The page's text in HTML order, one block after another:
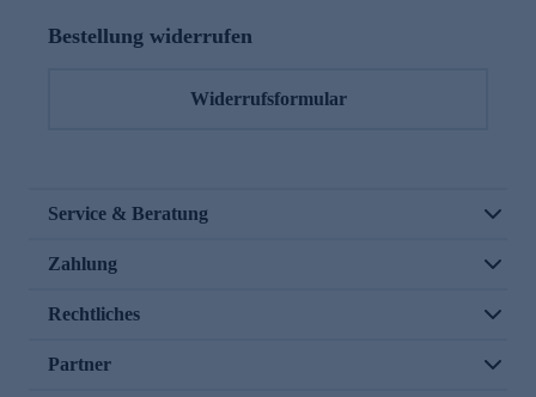
Bestellung widerrufen
Widerrufsformular
Service & Beratung
Zahlung
Rechtliches
Partner